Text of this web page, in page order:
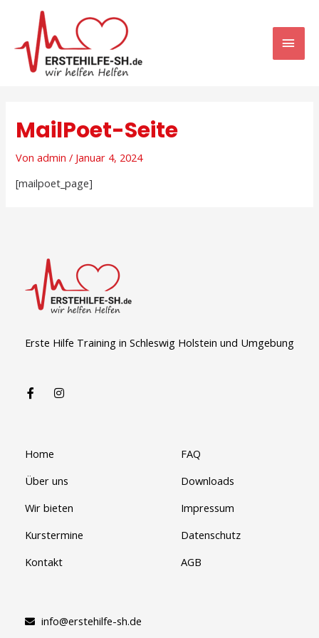
MailPoet-Seite
Vonadmin/ Januar 4, 2024
[mailpoet_page]
Erste Hilfe Training in Schleswig Holstein und Umgebung
Home
Über uns
Wir bieten
Kurstermine
Kontakt
FAQ
Downloads
Impressum
Datenschutz
AGB
info@erstehilfe-sh.de